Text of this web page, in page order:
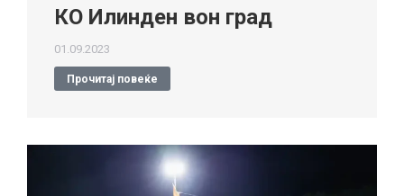
КО Илинден вон град
01.09.2023
Прочитај повеќе